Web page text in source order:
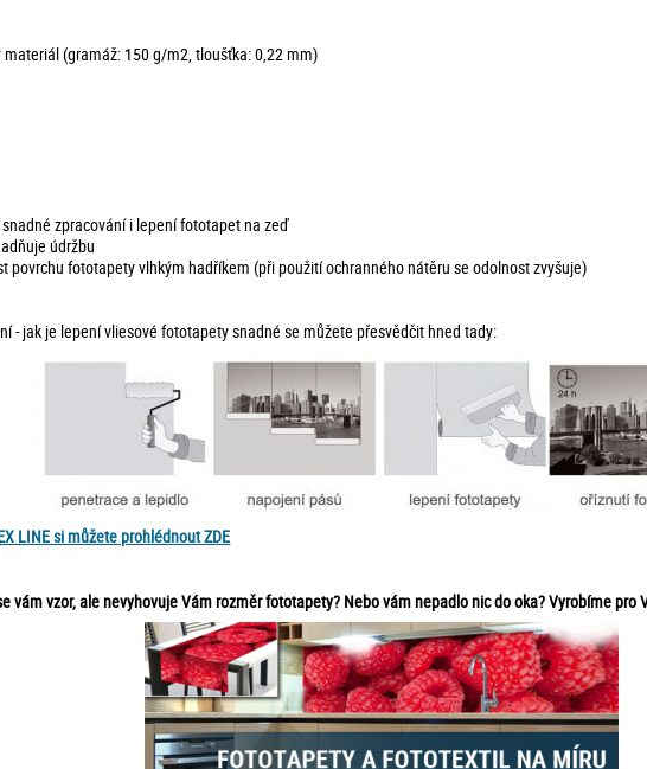
(gramáž: 150 g/m2, tloušťka: 0,22 mm)
zpracování i lepení fototapet na zeď
údržbu
povrchu fototapety vlhkým hadříkem (při použití ochranného nátěru se odolnost zvyšuje)
- jak je lepení vliesové fototapety snadné se můžete přesvědčit hned tady:
LINE si můžete prohlédnout ZDE
vám vzor, ale nevyhovuje Vám rozměr fototapety? Nebo vám nepadlo nic do oka? Vyrobíme pro